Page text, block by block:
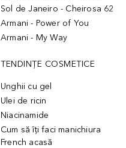
Sol de Janeiro - Cheirosa 62
Armani - Power of You
Armani - My Way
TENDINȚE COSMETICE
Unghii cu gel
Ulei de ricin
Niacinamide
Cum să îți faci manichiura
French acasă